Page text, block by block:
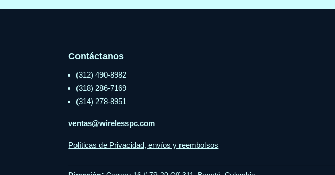
Contáctanos
(312) 490-8982
(318) 286-7169
(314) 278-8951
ventas@wirelesspc.com
Políticas de Privacidad, envíos y reembolsos